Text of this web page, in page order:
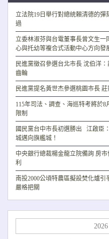
立法院19日舉行對總統賴清德的彈
過
立委林淑芬與台電董事長曾文生
心與托幼等複合式活動中心方向發
民進黨徵召參選台北市長 沈伯洋
齒輪
民進黨提名黃世杰參選桃園市長
115年司法、調查、海巡特考將於
限制
國民黨台中市長初選勝出 江啟臣
城邁向旗艦城！
中央銀行總裁楊金龍立院備詢 房
利
南投2000公頃特農區擬設焚化爐
嚴格把關